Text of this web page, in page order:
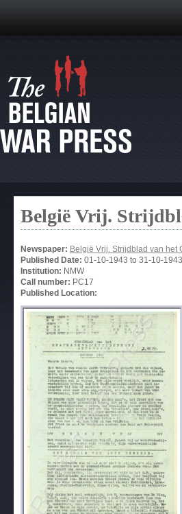
België Vrij.
Newspaper: België Vrij. Strijdblad van het
Published Date: 01-10-1943 to 31-10-1943
Institution: NMW
Call number: PC17
Published Location: